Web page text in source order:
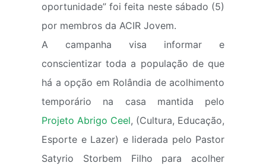
oportunidade” foi feita neste sábado (5)
por membros da ACIR Jovem.
A campanha visa informar e
conscientizar toda a população de que
há a opção em Rolândia de acolhimento
temporário na casa mantida pelo
Projeto Abrigo Ceel, (Cultura, Educação,
Esporte e Lazer) e liderada pelo Pastor
Satyrio Storbem Filho para acolher